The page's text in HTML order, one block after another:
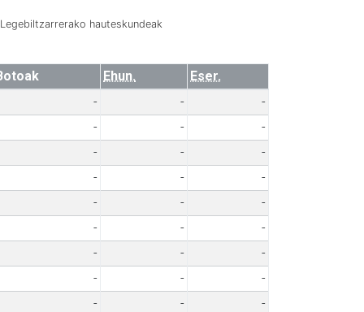
hauteskundeak
Ehun.
Eser.
- -
-
- -
-
- -
-
- -
-
- -
-
- -
-
- -
-
- -
-
- -
-